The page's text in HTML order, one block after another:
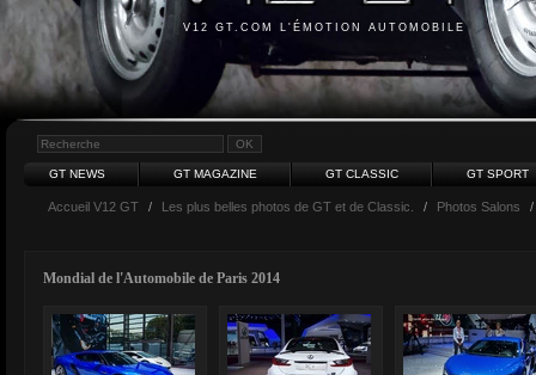
V12 GT.COM L'ÉMOTION AUTOMOBILE
GT NEWS GT MAGAZINE GT CLASSIC GT SPORT
Accueil V12 GT / Les plus belles photos de GT et de Classic. / Photos Salons /
Mondial de l'Automobile de Paris 2014